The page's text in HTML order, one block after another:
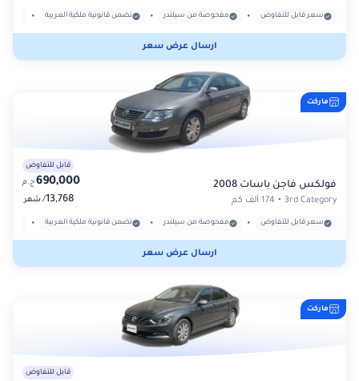
سعر قابل للتفاوض • مفحوصة من سيلندر • نضمن قانونية ملكية العربية •
ارسال عرض سعر
ماركت
فولكس فاجن باسات 2008
3rd Category
• 174 ألف كم
قابل للتفاوض
690,000 ج.م
13,768
/ شهر
سعر قابل للتفاوض • مفحوصة من سيلندر • نضمن قانونية ملكية العربية •
ارسال عرض سعر
ماركت
قابل للتفاوض